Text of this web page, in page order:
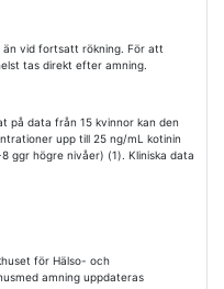
än vid fortsatt rökning. För att
tas direkt efter amning.
på data från 15 kvinnor kan den
upp till 25 ng/mL kotinin
ggr högre nivåer) (1). Kliniska data
för Hälso- och
amning uppdateras